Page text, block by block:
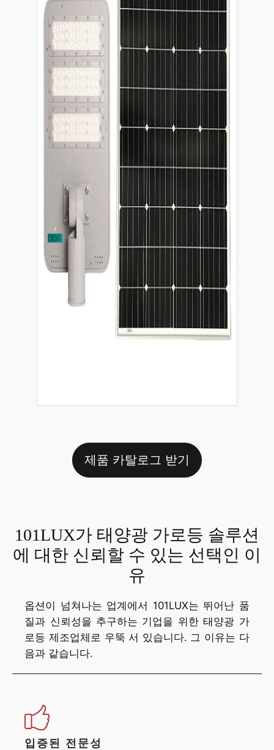
제품 카탈로그 받기
101LUX가 태양광 가로등 솔루션
에 대한 신뢰할 수 있는 선택인 이
유
옵션이 넘쳐나는 업계에서 101LUX는 뛰어난 품
질과 신뢰성을 추구하는 기업을 위한 태양광 가
로등 제조업체로 우뚝 서 있습니다. 그 이유는 다
음과 같습니다.
입증된 전문성